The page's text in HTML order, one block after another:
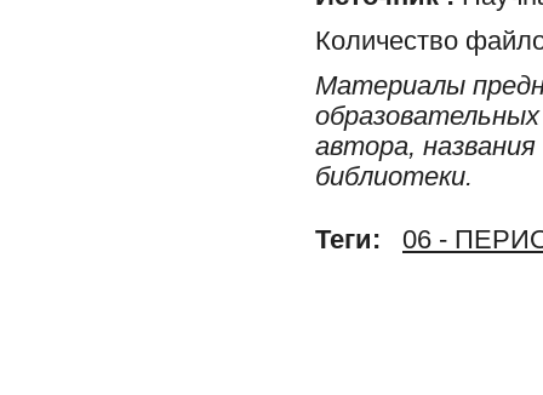
Количество
Материалы
автора,
библиотеки.
Теги: 06 -